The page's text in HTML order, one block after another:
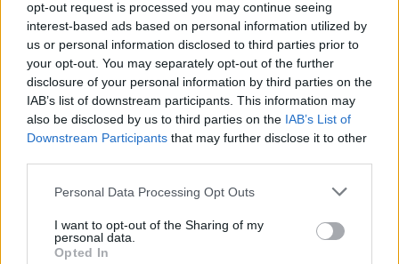
opt-out request is processed you may continue seeing
interest-based ads based on personal information utilized by
us or personal information disclosed to third parties prior to
your opt-out. You may separately opt-out of the further
disclosure of your personal information by third parties on the
IAB’s list of downstream participants. This information may
also be disclosed by us to third parties on the IAB’s List of
Downstream Participants that may further disclose it to other
Personal Data Processing Opt Outs
I want to opt-out of the Sharing of my
personal data.
Opted In
2026. augusztus 09., vasárnap